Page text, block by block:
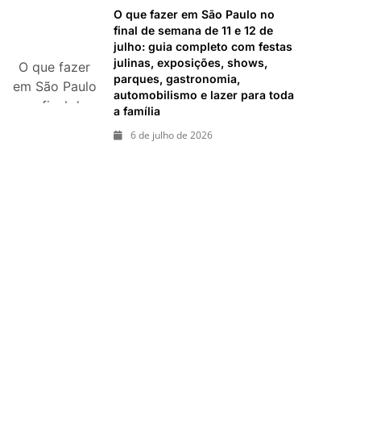
exposições e
passeios
O que fazer
em São Paulo
no final de
O que fazer em São Paulo no
final de semana de 11 e 12 de
julho: guia completo com festas
julinas, exposições, shows,
parques, gastronomia,
automobilismo e lazer para toda
a família
6 de julho de 2026